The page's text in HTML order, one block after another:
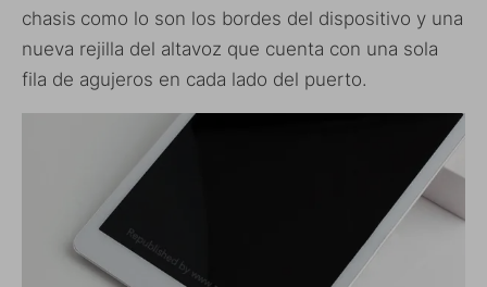
chasis como lo son los bordes del dispositivo y una
nueva rejilla del altavoz que cuenta con una sola
fila de agujeros en cada lado del puerto.